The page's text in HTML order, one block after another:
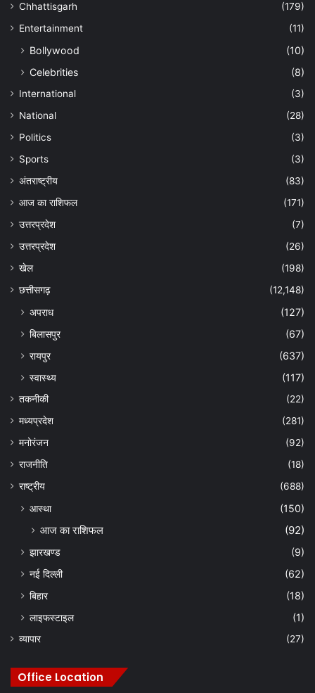
Chhattisgarh
(179)
Entertainment
(11)
Bollywood
(10)
Celebrities
(8)
International
(3)
National
(28)
Politics
(3)
Sports
(3)
अंतराष्ट्रीय
(83)
आज का राशिफल
(171)
उत्तरप्रदेश
(7)
उत्तरप्रदेश
(26)
खेल
(198)
छत्तीसगढ़
(12,148)
अपराध
(127)
बिलासपुर
(67)
रायपुर
(637)
स्वास्थ्य
(117)
तकनीकी
(22)
मध्यप्रदेश
(281)
मनोरंजन
(92)
राजनीति
(18)
राष्ट्रीय
(688)
आस्था (150)
आज का राशिफल (92)
झारखण्ड
(9)
नई दिल्ली
(62)
बिहार
(18)
लाइफस्टाइल
(1)
व्यापार (27)
Office Location